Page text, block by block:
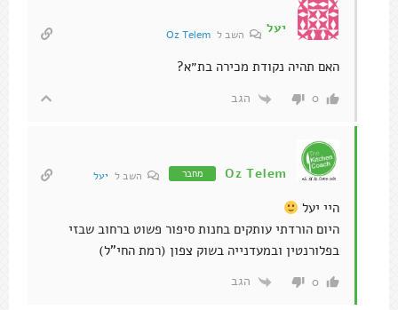
יעל השב לOz Telem
האם תהיה נקודת מכירה בת״א?
0 הגב
Oz Telem מחבר השב ל יעל
היי יעל
היום הורדתי עותקים בחנות סיפור פשוט ברחוב שבזי
בפלורנטין ובמעדנייה בשוק צפון (רמת החי"ל)
0 הגב